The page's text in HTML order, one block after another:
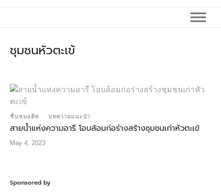
ชุมชนหัวตะเข้
ชื่นชมอดีต บทความแนะนำ
สายน้ำแห่งความอารี โอบล้อมก่อร่างสร้างชุมชนเก่าหัวตะเข้
May 4, 2023
Sponsored by